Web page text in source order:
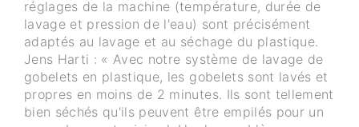
réglages de la machine (température, durée de
lavage et pression de l'eau) sont précisément
adaptés au lavage et au séchage du plastique.
Jens Harti : « Avec notre système de lavage de
gobelets en plastique, les gobelets sont lavés et
propres en moins de 2 minutes. Ils sont tellement
bien séchés qu'ils peuvent être empilés pour un